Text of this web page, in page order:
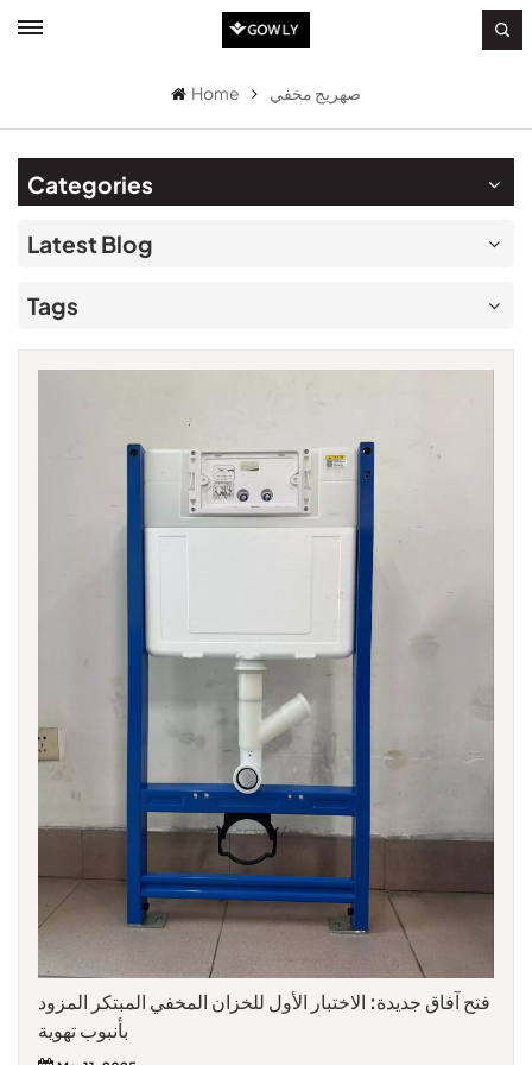
Home صهريج مخفي
Categories
Latest Blog
Tags
فتح آفاق جديدة: الاختبار الأول للخزان المخفي المبتكر المزود
بأنبوب تهوية